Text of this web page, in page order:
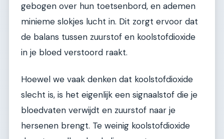
gebogen over hun toetsenbord, en ademen
minieme slokjes lucht in. Dit zorgt ervoor dat
de balans tussen zuurstof en koolstofdioxide
in je bloed verstoord raakt.
Hoewel we vaak denken dat koolstofdioxide
slecht is, is het eigenlijk een signaalstof die je
bloedvaten verwijdt en zuurstof naar je
hersenen brengt. Te weinig koolstofdioxide